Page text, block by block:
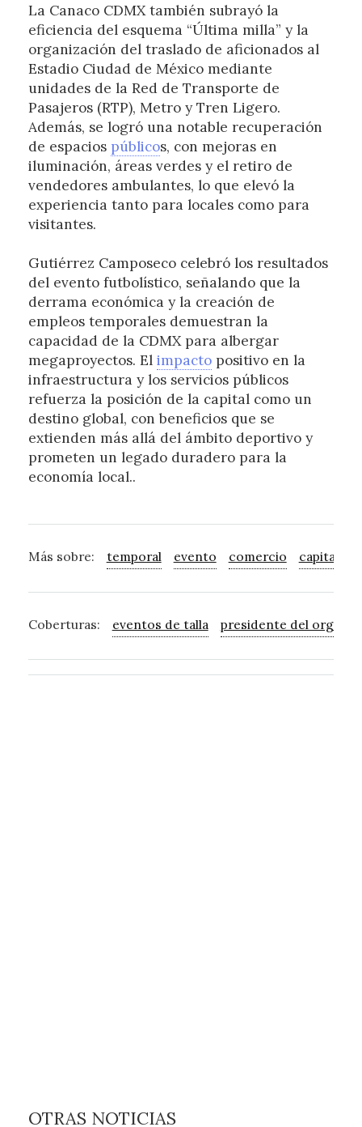
La Canaco CDMX también subrayó la
eficiencia del esquema “Última milla” y la
organización del traslado de aficionados al
Estadio Ciudad de México mediante
unidades de la Red de Transporte de
Pasajeros (RTP), Metro y Tren Ligero.
Además, se logró una notable recuperación
de espacios públicos, con mejoras en
iluminación, áreas verdes y el retiro de
vendedores ambulantes, lo que elevó la
experiencia tanto para locales como para
visitantes.
Gutiérrez Camposeco celebró los resultados
del evento futbolístico, señalando que la
derrama económica y la creación de
empleos temporales demuestran la
capacidad de la CDMX para albergar
megaproyectos. El impactopositivo en la
infraestructura y los servicios públicos
refuerza la posición de la capital como un
destino global, con beneficios que se
extienden más allá del ámbito deportivo y
prometen un legado duradero para la
economía local..
Más sobre: temporal evento comercio capital
Coberturas: eventos de talla presidente del
OTRAS NOTICIAS